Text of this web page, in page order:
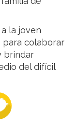
la joven
para colaborar
brindar
del difícil